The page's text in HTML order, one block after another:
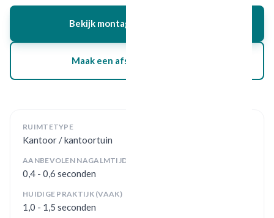
Bekijk montage en projecten
Maak een afspraak voor advies
RUIMTETYPE
Kantoor / kantoortuin
AANBEVOLEN NAGALMTIJD
0,4 - 0,6 seconden
HUIDIGE PRAKTIJK (VAAK)
1,0 - 1,5 seconden